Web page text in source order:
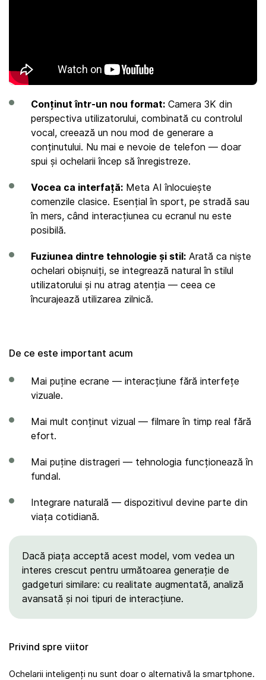
Conținut într-un nou format: Camera 3K din
perspectiva utilizatorului, combinată cu controlul
vocal, creează un nou mod de generare a
conținutului. Nu mai e nevoie de telefon — doar
spui și ochelarii încep să înregistreze.
Vocea ca interfață: Meta AI înlocuiește
comenzile clasice. Esențial în sport, pe stradă sau
în mers, când interacțiunea cu ecranul nu este
posibilă.
Fuziunea dintre tehnologie și stil: Arată ca niște
ochelari obișnuiți, se integrează natural în stilul
utilizatorului și nu atrag atenția — ceea ce
încurajează utilizarea zilnică.
De ce este important acum
Mai puține ecrane — interacțiune fără interfețe
vizuale.
Mai mult conținut vizual — filmare în timp real fără
efort.
Mai puține distrageri — tehnologia funcționează în
fundal.
Integrare naturală — dispozitivul devine parte din
viața cotidiană.
Dacă piața acceptă acest model, vom vedea un
interes crescut pentru următoarea generație de
gadgeturi similare: cu realitate augmentată, analiză
avansată și noi tipuri de interacțiune.
Privind spre viitor
Ochelarii inteligenți nu sunt doar o alternativă la smartphone.